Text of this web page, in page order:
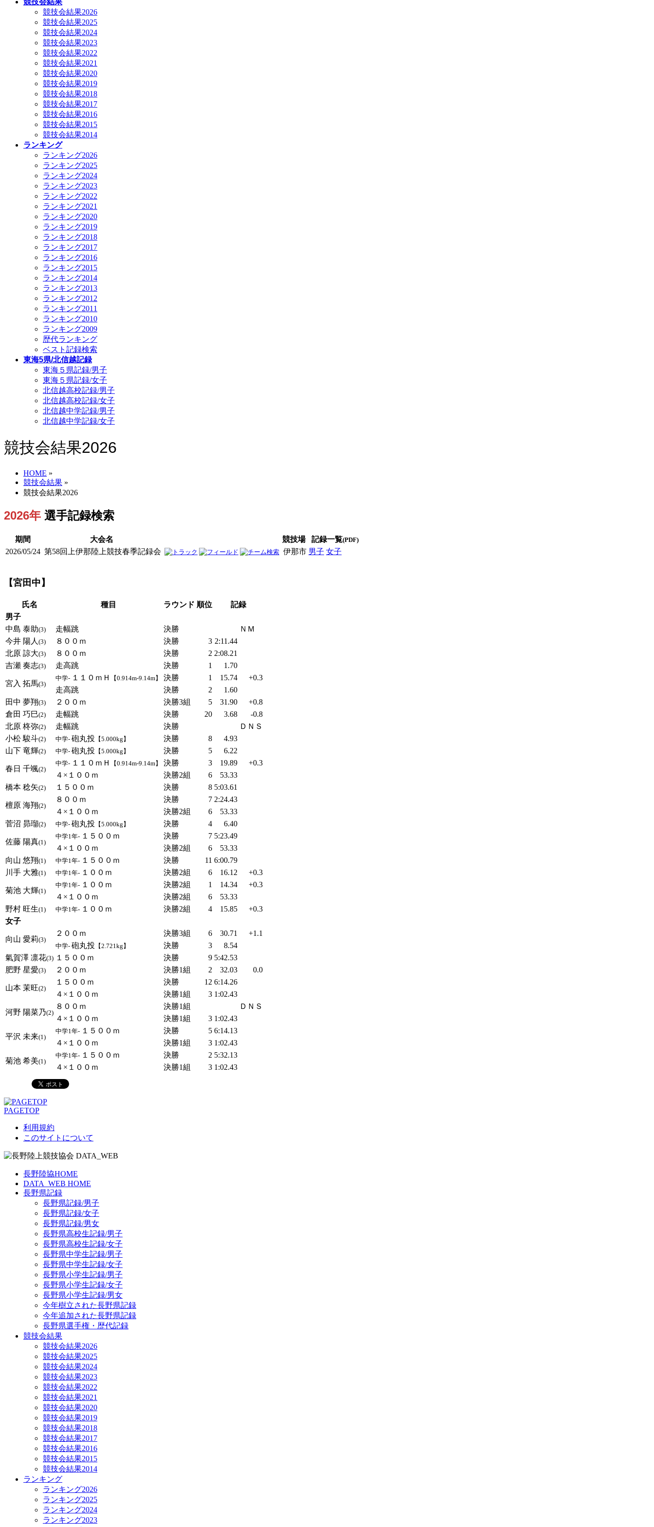
競技会結果
競技会結果2026
競技会結果2025
競技会結果2024
競技会結果2023
競技会結果2022
競技会結果2021
競技会結果2020
競技会結果2019
競技会結果2018
競技会結果2017
競技会結果2016
競技会結果2015
競技会結果2014
ランキング
ランキング2026
ランキング2025
ランキング2024
ランキング2023
ランキング2022
ランキング2021
ランキング2020
ランキング2019
ランキング2018
ランキング2017
ランキング2016
ランキング2015
ランキング2014
ランキング2013
ランキング2012
ランキング2011
ランキング2010
ランキング2009
歴代ランキング
ベスト記録検索
東海5県/北信越記録
東海５県記録/男子
東海５県記録/女子
北信越高校記録/男子
北信越高校記録/女子
北信越中学記録/男子
北信越中学記録/女子
競技会結果2026
HOME »
競技会結果 »
競技会結果2026
2026年 選手記録検索
期間 大会名 競技場 記録一覧(PDF)
2026/05/24 第58回上伊那陸上競技春季記録会 伊那市 男子 女子
【宮田中】
氏名 種目 ラウンド 順位
記録
男子
中島 泰助(3) 走幅跳 決勝
ＮＭ
今井 陽人 (3) ８００ｍ 決勝 3 2:11.44
北原 諒大(3) ８００ｍ 決勝 2 2:08.21
吉瀬 奏志(3) 走高跳 決勝 1 1.70
宮入 拓馬(3)
中学- １１０ｍＨ 【0.914m-9.14m】 決勝 1 15.74
+0.3
走高跳
決勝 2
1.60
田中 夢翔(3) ２００ｍ 決勝3組 5 31.90
+0.8
倉田 巧巳(2) 走幅跳 決勝 20 3.68
-0.8
北原 柊弥(2) 走幅跳 決勝
ＤＮＳ
小松 駿斗(2) 中学- 砲丸投 【5.000kg】 決勝 8
4.93
山下 竜輝(2) 中学- 砲丸投 【5.000kg】 決勝 5 6.22
春日 千颯(2)
中学- １１０ｍＨ 【0.914m-9.14m】 決勝 3 19.89
+0.3
４×１００ｍ
決勝2組 6
53.33
橋本 稔矢(2) １５００ｍ 決勝 8 5:03.61
檀原 海翔(2)
８００ｍ 決勝 7 2:24.43
４×１００ｍ
決勝2組 6
53.33
菅沼 昴瑠(2) 中学- 砲丸投 【5.000kg】 決勝 4 6.40
佐藤 陽真(1)
中学1年- １５００ｍ 決勝 7 5:23.49
４×１００ｍ
決勝2組 6
53.33
向山 悠翔(1) 中学1年- １５００ｍ 決勝 11 6:00.79
川手 大雅(1) 中学1年- １００ｍ 決勝2組 6 16.12 +0.3
菊池 大輝(1)
中学1年- １００ｍ 決勝2組 1 14.34
+0.3
４×１００ｍ
決勝2組 6
53.33
野村 旺生(1) 中学1年- １００ｍ 決勝2組 4 15.85
+0.3
女子
向山 愛莉(3)
２００ｍ 決勝3組 6 30.71 +1.1
中学- 砲丸投 【2.721kg】 決勝 3
8.54
氣賀澤 凛花(3) １５００ｍ 決勝 9 5:42.53
肥野 星愛(3) ２００ｍ 決勝1組 2 32.03 0.0
山本 茉旺(2)
１５００ｍ 決勝 12 6:14.26
４×１００ｍ
決勝1組 3 1:02.43
河野 陽菜乃(2)
８００ｍ 決勝1組
ＤＮＳ
４×１００ｍ
決勝1組 3 1:02.43
平沢 未来(1)
中学1年- １５００ｍ 決勝 5 6:14.13
４×１００ｍ
決勝1組 3 1:02.43
菊池 希美(1)
中学1年- １５００ｍ 決勝 2 5:32.13
４×１００ｍ
決勝1組 3 1:02.43
PAGETOP
利用規約
このサイトについて
長野陸協HOME
DATA_WEB HOME
長野県記録
長野県記録/男子
長野県記録/女子
長野県記録/男女
長野県高校生記録/男子
長野県高校生記録/女子
長野県中学生記録/男子
長野県中学生記録/女子
長野県小学生記録/男子
長野県小学生記録/女子
長野県小学生記録/男女
今年樹立された長野県記録
今年追加された長野県記録
長野県選手権・歴代記録
競技会結果
競技会結果2026
競技会結果2025
競技会結果2024
競技会結果2023
競技会結果2022
競技会結果2021
競技会結果2020
競技会結果2019
競技会結果2018
競技会結果2017
競技会結果2016
競技会結果2015
競技会結果2014
ランキング
ランキング2026
ランキング2025
ランキング2024
ランキング2023